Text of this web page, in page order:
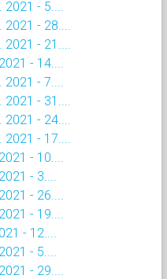
- 5....
- 28....
- 21....
- 14....
- 7....
- 31....
- 24....
- 17....
- 10....
- 3....
- 26....
- 19....
- 12....
- 5....
- 29....